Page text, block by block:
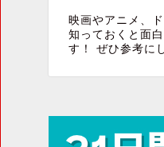
映画やアニメ、
知っておくと面
す！ ぜひ参考に